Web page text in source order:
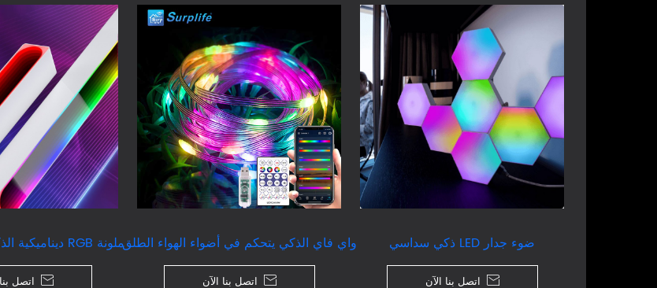
ضوء جدار LED ذكي سداسي
 اتصل بنا الآن
واي فاي الذكي يتحكم في أضواء الهواء الطلق
 اتصل بنا الآن
ملونة RGB ديناميكية الذكية ضوء الشرائط
 اتصل